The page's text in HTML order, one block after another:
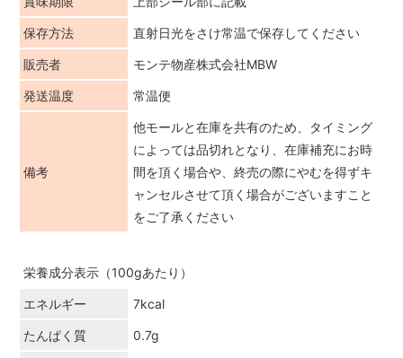
保存方法 直射日光をさけ常温で保存してください
販売者 モンテ物産株式会社MBW
発送温度 常温便
備考
他モールと在庫を共有のため、タイミング
によっては品切れとなり、在庫補充にお時
間を頂く場合や、終売の際にやむを得ずキ
ャンセルさせて頂く場合がございますこと
をご了承ください
栄養成分表示（100gあたり）
エネルギー 7kcal
たんぱく質 0.7g